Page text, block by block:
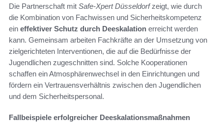
Die Partnerschaft mit Safe-Xpert Düsseldorfzeigt, wie durch
die Kombination von Fachwissen und Sicherheitskompetenz
ein effektiver Schutz durch Deeskalation erreicht werden
kann. Gemeinsam arbeiten Fachkräfte an der Umsetzung von
zielgerichteten Interventionen, die auf die Bedürfnisse der
Jugendlichen zugeschnitten sind. Solche Kooperationen
schaffen ein Atmosphärenwechsel in den Einrichtungen und
fördern ein Vertrauensverhältnis zwischen den Jugendlichen
und dem Sicherheitspersonal.
Fallbeispiele erfolgreicher Deeskalationsmaßnahmen